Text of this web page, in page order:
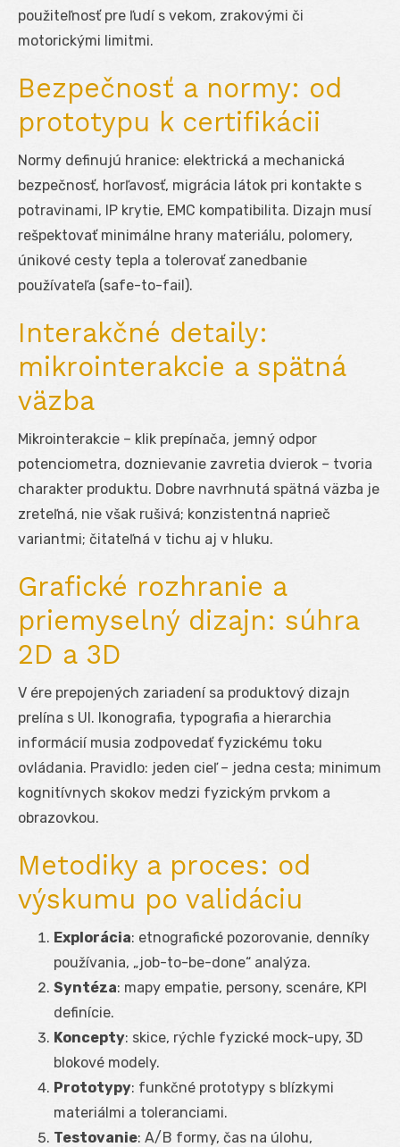
použiteľnosť pre ľudí s vekom, zrakovými či
motorickými limitmi.
Bezpečnosť a normy: od
prototypu k certifikácii
Normy definujú hranice: elektrická a mechanická
bezpečnosť, horľavosť, migrácia látok pri kontakte s
potravinami, IP krytie, EMC kompatibilita. Dizajn musí
rešpektovať minimálne hrany materiálu, polomery,
únikové cesty tepla a tolerovať zanedbanie
používateľa (safe-to-fail).
Interakčné detaily:
mikrointerakcie a spätná
väzba
Mikrointerakcie – klik prepínača, jemný odpor
potenciometra, doznievanie zavretia dvierok – tvoria
charakter produktu. Dobre navrhnutá spätná väzba je
zreteľná, nie však rušivá; konzistentná naprieč
variantmi; čitateľná v tichu aj v hluku.
Grafické rozhranie a
priemyselný dizajn: súhra
2D a 3D
V ére prepojených zariadení sa produktový dizajn
prelína s UI. Ikonografia, typografia a hierarchia
informácií musia zodpovedať fyzickému toku
ovládania. Pravidlo: jeden cieľ – jedna cesta; minimum
kognitívnych skokov medzi fyzickým prvkom a
obrazovkou.
Metodiky a proces: od
výskumu po validáciu
Explorácia: etnografické pozorovanie, denníky
používania, „job-to-be-done“ analýza.
Syntéza: mapy empatie, persony, scenáre, KPI
definície.
Koncepty: skice, rýchle fyzické mock-upy, 3D
blokové modely.
Prototypy: funkčné prototypy s blízkymi
materiálmi a toleranciami.
Testovanie: A/B formy, čas na úlohu,